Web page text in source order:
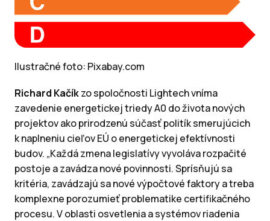
Ilustračné foto: Pixabay.com
Richard Kačíkzo spoločnosti Lightech vníma
zavedenie energetickej triedy A0 do života nových
projektov ako prirodzenú súčasť politík smerujúcich
k naplneniu cieľov EÚ o energetickej efektívnosti
budov. „Každá zmena legislatívy vyvoláva rozpačité
postoje a zavádza nové povinnosti. Sprísňujú sa
kritéria, zavádzajú sa nové výpočtové faktory a treba
komplexne porozumieť problematike certifikačného
procesu. V oblasti osvetlenia a systémov riadenia